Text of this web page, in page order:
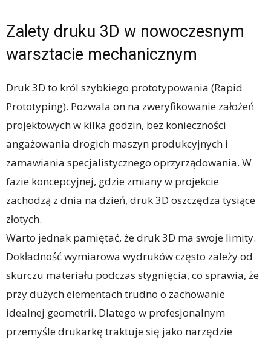
Zalety druku 3D w nowoczesnym
warsztacie mechanicznym
Druk 3D to król szybkiego prototypowania (Rapid
Prototyping). Pozwala on na zweryfikowanie założeń
projektowych w kilka godzin, bez konieczności
angażowania drogich maszyn produkcyjnych i
zamawiania specjalistycznego oprzyrządowania. W
fazie koncepcyjnej, gdzie zmiany w projekcie
zachodzą z dnia na dzień, druk 3D oszczędza tysiące
złotych.
Warto jednak pamiętać, że druk 3D ma swoje limity.
Dokładność wymiarowa wydruków często zależy od
skurczu materiału podczas stygnięcia, co sprawia, że
przy dużych elementach trudno o zachowanie
idealnej geometrii. Dlatego w profesjonalnym
przemyśle drukarkę traktuje się jako narzędzie